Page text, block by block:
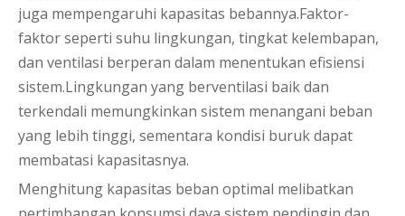
juga mempengaruhi kapasitas bebannya.Faktor-
faktor seperti suhu lingkungan, tingkat kelembapan,
dan ventilasi berperan dalam menentukan efisiensi
sistem.Lingkungan yang berventilasi baik dan
terkendali memungkinkan sistem menangani beban
yang lebih tinggi, sementara kondisi buruk dapat
membatasi kapasitasnya.
Menghitung kapasitas beban optimal melibatkan